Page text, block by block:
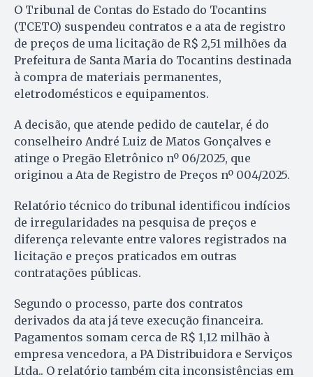
O Tribunal de Contas do Estado do Tocantins
(TCETO) suspendeu contratos e a ata de registro
de preços de uma licitação de R$ 2,51 milhões da
Prefeitura de Santa Maria do Tocantins destinada
à compra de materiais permanentes,
eletrodomésticos e equipamentos.
A decisão, que atende pedido de cautelar, é do
conselheiro André Luiz de Matos Gonçalves e
atinge o Pregão Eletrônico nº 06/2025, que
originou a Ata de Registro de Preços nº 004/2025.
Relatório técnico do tribunal identificou indícios
de irregularidades na pesquisa de preços e
diferença relevante entre valores registrados na
licitação e preços praticados em outras
contratações públicas.
Segundo o processo, parte dos contratos
derivados da ata já teve execução financeira.
Pagamentos somam cerca de R$ 1,12 milhão à
empresa vencedora, a PA Distribuidora e Serviços
Ltda.. O relatório também cita inconsistências em